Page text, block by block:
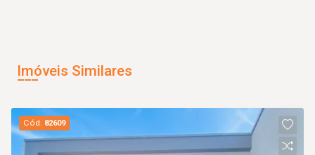
Imóveis Similares
Cód. 82609